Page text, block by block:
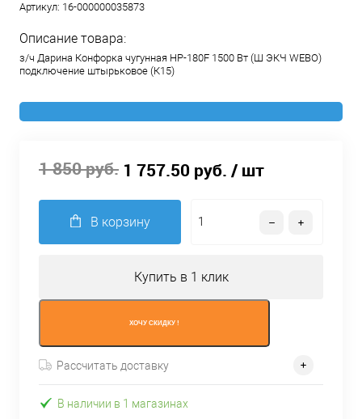
Артикул: 16-000000035873
Описание товара:
з/ч Дарина Конфорка чугунная НР-180F 1500 Вт (Ш ЭКЧ WEBO)
подключение штырьковое (К15)
1 850 руб. 1 757.50 руб. / шт
В корзину
Купить в 1 клик
ХОЧУ СКИДКУ !
Рассчитать доставку
В наличии в 1 магазинах